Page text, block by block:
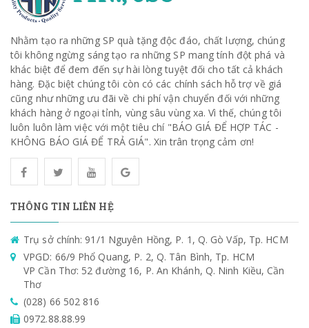
Nhằm tạo ra những SP quà tặng độc đáo, chất lượng, chúng
tôi không ngừng sáng tạo ra những SP mang tính đột phá và
khác biệt để đem đến sự hài lòng tuyệt đối cho tất cả khách
hàng. Đặc biệt chúng tôi còn có các chính sách hỗ trợ về giá
cũng như những ưu đãi về chi phí vận chuyển đối với những
khách hàng ở ngoại tỉnh, vùng sâu vùng xa. Vì thế, chúng tôi
luôn luôn làm việc với một tiêu chí "BÁO GIÁ ĐỂ HỢP TÁC -
KHÔNG BÁO GIÁ ĐỂ TRẢ GIÁ". Xin trân trọng cảm ơn!
THÔNG TIN LIÊN HỆ
Trụ sở chính: 91/1 Nguyên Hồng, P. 1, Q. Gò Vấp, Tp. HCM
VPGD: 66/9 Phổ Quang, P. 2, Q. Tân Bình, Tp. HCM
VP Cần Thơ: 52 đường 16, P. An Khánh, Q. Ninh Kiều, Cần
Thơ
(028) 66 502 816
0972.88.88.99